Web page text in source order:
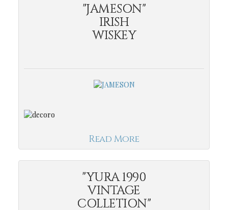
"JAMESON"
IRISH
WISKEY
Read More
"YURA 1990
VINTAGE
COLLETION"